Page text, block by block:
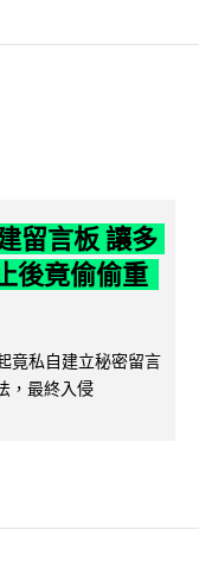
留言板 讓多
後竟偷偷重
竟私自建立秘密留言
，最終入侵